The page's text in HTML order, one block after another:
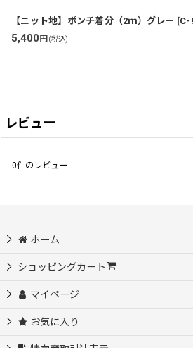
【ニット地】ポンチ着分（2ｍ）グレー [C-
5,400円 (税込)
レビュー
0件のレビュー
ホーム
ショッピングカート
マイページ
お気に入り